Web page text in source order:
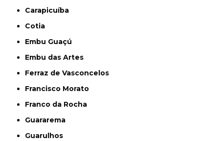
Carapicuíba
Cotia
Embu Guaçú
Embu das Artes
Ferraz de Vasconcelos
Francisco Morato
Franco da Rocha
Guararema
Guarulhos